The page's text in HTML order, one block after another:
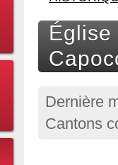
Dernière
Cantons